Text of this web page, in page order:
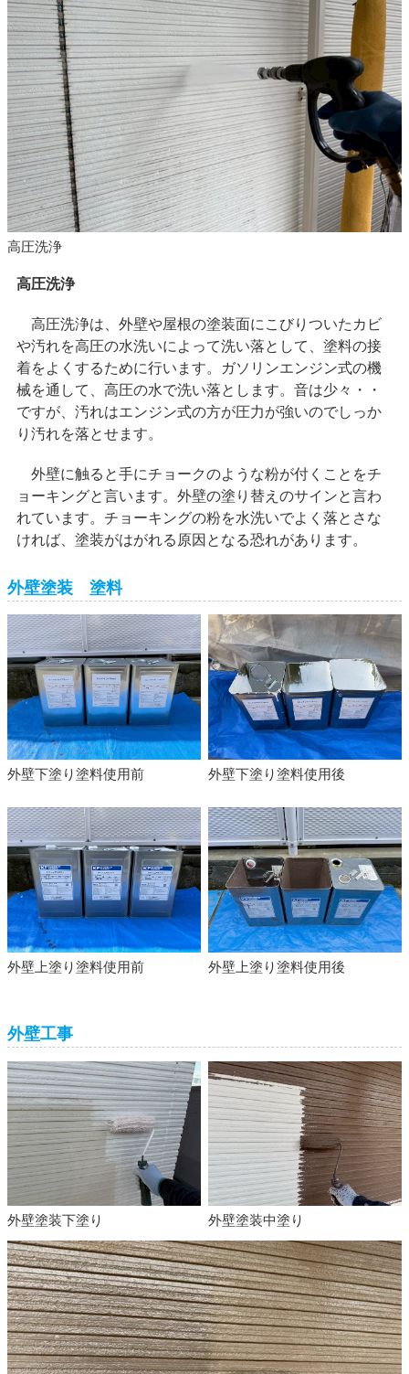
高圧洗浄
高圧洗浄
高圧洗浄は、外壁や屋根の塗装面にこびりついたカビ
や汚れを高圧の水洗いによって洗い落として、塗料の接
着をよくするために行います。ガソリンエンジン式の機
械を通して、高圧の水で洗い落とします。音は少々・・
ですが、汚れはエンジン式の方が圧力が強いのでしっか
り汚れを落とせます。
外壁に触ると手にチョークのような粉が付くことをチ
ョーキングと言います。外壁の塗り替えのサインと言わ
れています。チョーキングの粉を水洗いでよく落とさな
ければ、塗装がはがれる原因となる恐れがあります。
外壁塗装 塗料
外壁下塗り塗料使用前 外壁下塗り塗料使用後
外壁上塗り塗料使用前 外壁上塗り塗料使用後
外壁工事
外壁塗装下塗り 外壁塗装中塗り